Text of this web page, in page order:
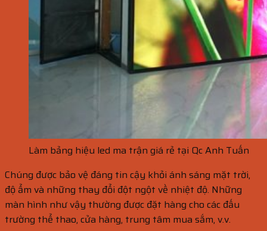
Làm bảng hiệu led ma trận giá rẻ tại Qc Anh Tuấn
Chúng được bảo vệ đáng tin cậy khỏi ánh sáng mặt trời,
độ ẩm và những thay đổi đột ngột về nhiệt độ. Những
màn hình như vậy thường được đặt hàng cho các đấu
trường thể thao, cửa hàng, trung tâm mua sắm, v.v.